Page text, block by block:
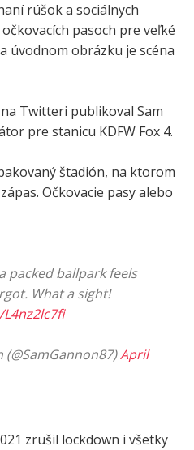
rúšok a sociálnych
pasoch pre veľké
úvodnom obrázku je scéna
Twitteri publikoval Sam
pre stanicu KDFW Fox 4.
štadión, na ktorom
Očkovacie pasy alebo
packed ballpark feels
What a sight!
April
zrušil lockdown i všetky